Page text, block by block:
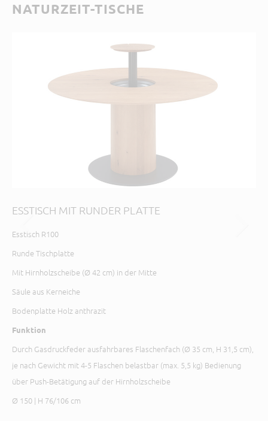
NATURZEIT-TISCHE
ESSTISCH MIT RUNDER PLATTE
Esstisch R100
Runde Tischplatte
Mit Hirnholzscheibe (Ø 42 cm) in der Mitte
Säule aus Kerneiche
Bodenplatte Holz anthrazit
Funktion
Durch Gasdruckfeder ausfahrbares Flaschenfach (Ø 35 cm, H 31,5 cm),
je nach Gewicht mit 4-5 Flaschen belastbar (max. 5,5 kg) Bedienung
über Push-Betätigung auf der Hirnholzscheibe
Ø 150 | H 76/106 cm